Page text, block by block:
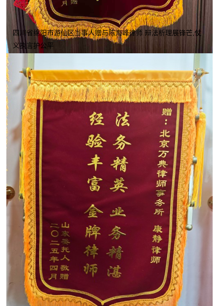
四川省绵阳市游仙区当事人赠与陈海峰律师 辩法析理展锋芒,仗
义执言护公平